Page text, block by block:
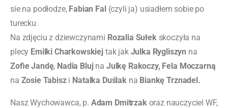
sie na podłodze, Fabian Fal(czyli ja) usiadłem sobie po
turecku.
Na zdjęciu z dziewczynami Rozalia Sułek skoczyła na
plecy Emilki Charkowskiej tak jak Julka Rygliszyn na
Zofie Jandę, Nadia Blujna Julkę Rakoczy, Fela Moczarną
na Zosie Tabiszi Natalka Duślak na Biankę Trznadel.
Nasz Wychowawca, p. Adam Dmitrzak oraz nauczyciel WF,